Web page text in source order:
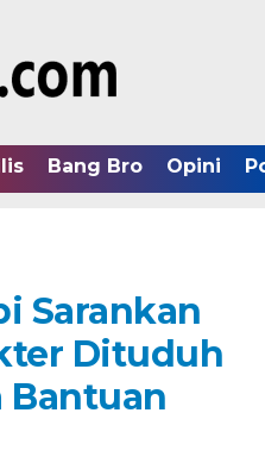
Bang Bro Opini
Sarankan
Dituduh
Bantuan